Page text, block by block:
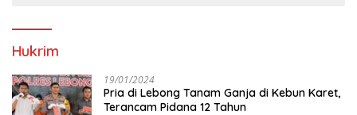
Hukrim
19/01/2024
Pria di Lebong Tanam Ganja di Kebun Karet,
Terancam Pidana 12 Tahun